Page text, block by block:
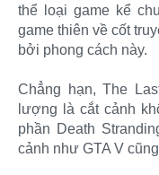
thể loại game kể
game thiên về cốt
bởi phong cách này.
Chẳng hạn, The
lượng là cắt cảnh
phần Death
cảnh như GTA V